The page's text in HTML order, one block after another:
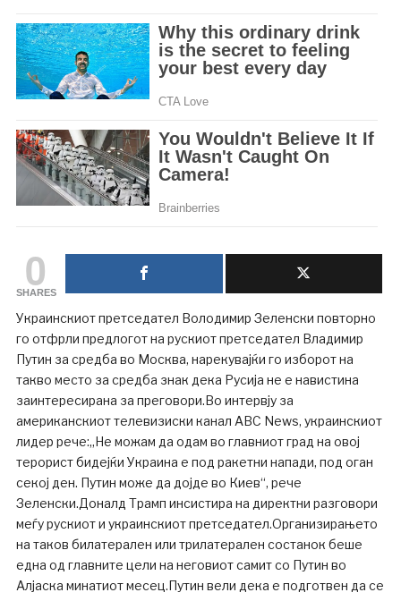
0
SHARES
Украинскиот претседател Володимир Зеленски повторно
го отфрли предлогот на рускиот претседател Владимир
Путин за средба во Москва, нарекувајќи го изборот на
такво место за средба знак дека Русија не е навистина
заинтересирана за преговори.Во интервју за
американскиот телевизиски канал ABC News, украинскиот
лидер рече:„Не можам да одам во главниот град на овој
терорист бидејќи Украина е под ракетни напади, под оган
секој ден. Путин може да дојде во Киев“, рече
Зеленски.Доналд Трамп инсистира на директни разговори
меѓу рускиот и украинскиот претседател.Организирањето
на таков билатерален или трилатерален состанок беше
една од главните цели на неговиот самит со Путин во
Алјаска минатиот месец.Путин вели дека е подготвен да се